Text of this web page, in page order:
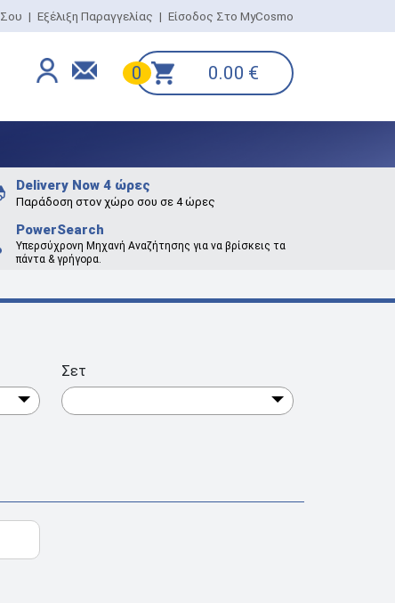
| Εξέλιξη Παραγγελίας | Είσοδος Στο MyCosmo
0 0.00 €
Delivery Now 4 ώρες
Παράδοση στον χώρο σου σε 4 ώρες
PowerSearch
Υπερσύχρονη Μηχανή Αναζήτησης για να βρίσκεις τα
πάντα & γρήγορα.
Σετ